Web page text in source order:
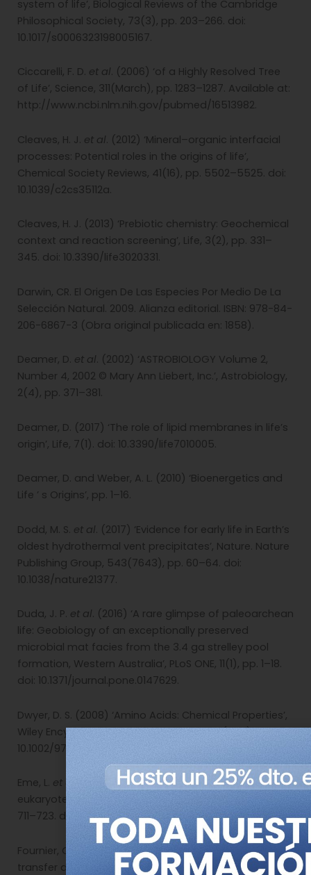
system of life’, Biological Reviews of the Cambridge
Philosophical Society, 73(3), pp. 203–266. doi:
10.1017/s0006323198005167.
Ciccarelli, F. D. et al. (2006) ‘of a Highly Resolved Tree
of Life’, Science, 311(March), pp. 1283–1287. Available at:
http://www.ncbi.nlm.nih.gov/pubmed/16513982.
Cleaves, H. J. et al. (2012) ‘Mineral–organic interfacial
processes: Potential roles in the origins of life’,
Chemical Society Reviews, 41(16), pp. 5502–5525. doi:
10.1039/c2cs35112a.
Cleaves, H. J. (2013) ‘Prebiotic chemistry: Geochemical
context and reaction screening’, Life, 3(2), pp. 331–
345. doi: 10.3390/life3020331.
Darwin, CR. El Origen De Las Especies Por Medio De La
Selección Natural. 2009. Alianza editorial. ISBN: 978-84-
206-6867-3 (Obra original publicada en: 1858).
Deamer, D. et al. (2002) ‘ASTROBIOLOGY Volume 2,
Number 4, 2002 © Mary Ann Liebert, Inc.’, Astrobiology,
2(4), pp. 371–381.
Deamer, D. (2017) ‘The role of lipid membranes in life’s
origin’, Life, 7(1). doi: 10.3390/life7010005.
Deamer, D. and Weber, A. L. (2010) ‘Bioenergetics and
Life ’ s Origins’, pp. 1–16.
Dodd, M. S. et al. (2017) ‘Evidence for early life in Earth’s
oldest hydrothermal vent precipitates’, Nature. Nature
Publishing Group, 543(7643), pp. 60–64. doi:
10.1038/nature21377.
Duda, J. P. et al. (2016) ‘A rare glimpse of paleoarchean
life: Geobiology of an exceptionally preserved
microbial mat facies from the 3.4 ga strelley pool
formation, Western Australia’, PLoS ONE, 11(1), pp. 1–18.
doi: 10.1371/journal.pone.0147629.
Dwyer, D. S. (2008) ‘Amino Acids: Chemical Properties’,
Wiley Encyclopedia of Chemical Biology, (July). doi:
10.1002/9780470048672.wecb007.
Eme, L. et al
. (2017) ‘Archaea and the origin of
eukaryotes’, Nature Reviews Microbiology, 15(12), pp.
711–723. doi: 10.1038/nrmicro.2017.133.
Fournier, G. P.,
. (2015) ‘Ancient horizontal gene
transfer and the last common ancestors